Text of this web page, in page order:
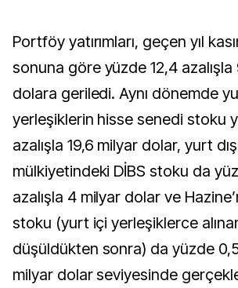
Portföy yatırımları, geçen yıl
sonuna göre yüzde 12,4
dolara geriledi. Aynı dönemde
yerleşiklerin hisse senedi stoku
azalışla 19,6 milyar dolar, yurt
mülkiyetindeki DİBS stoku da
azalışla 4 milyar dolar ve
stoku (yurt içi yerleşiklerce
düşüldükten sonra) da yüzde
milyar dolar seviyesinde